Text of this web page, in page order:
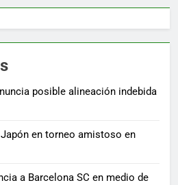
posible alineación indebida
en torneo amistoso en
a Barcelona SC en medio de